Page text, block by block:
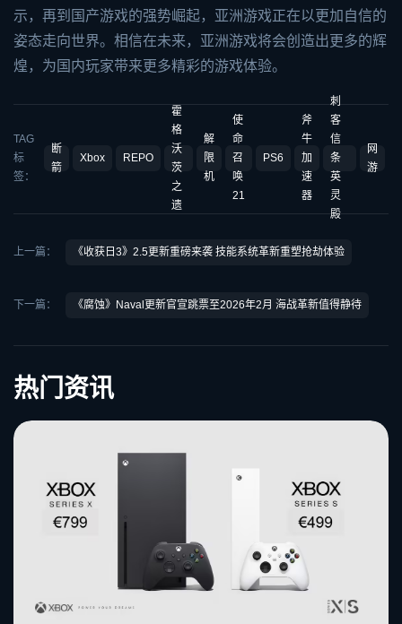
示，再到国产游戏的强势崛起，亚洲游戏正在以更加自信的
姿态走向世界。相信在未来，亚洲游戏将会创造出更多的辉
煌，为国内玩家带来更多精彩的游戏体验。
TAG
标
签：
断
箭
Xbox REPO
霍
格
沃
茨
之
遗
解
限
机
使
命
召
唤
21
PS6
斧
牛
加
速
器
刺
客
信
条
英
灵
殿
网
游
上一篇： 《收获日3》2.5更新重磅来袭 技能系统革新重塑抢劫体验
下一篇： 《腐蚀》Naval更新官宣跳票至2026年2月 海战革新值得静待
热门资讯